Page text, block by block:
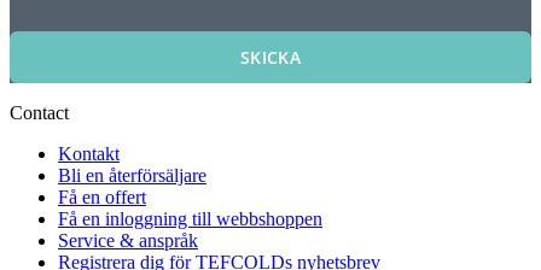
SKICKA
Contact
Kontakt
Bli en återförsäljare
Få en offert
Få en inloggning till webbshoppen
Service & anspråk
Registrera dig för TEFCOLDs nyhetsbrev